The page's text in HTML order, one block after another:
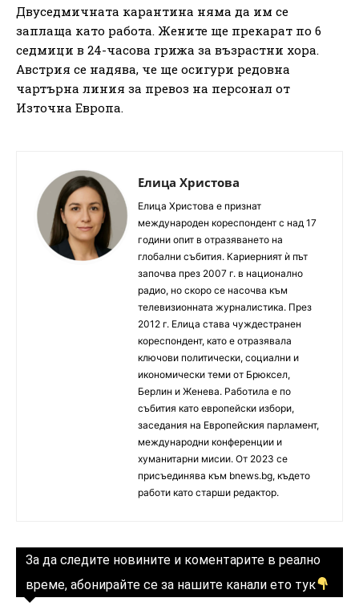
Двуседмичната карантина няма да им се
заплаща като работа. Жените ще прекарат по 6
седмици в 24-часова грижа за възрастни хора.
Австрия се надява, че ще осигури редовна
чартърна линия за превоз на персонал от
Източна Европа.
Елица Христова
Елица Христова е признат
международен кореспондент с над 17
години опит в отразяването на
глобални събития. Кариерният ѝ път
започва през 2007 г. в национално
радио, но скоро се насочва към
телевизионната журналистика. През
2012 г. Елица става чуждестранен
кореспондент, като е отразявала
ключови политически, социални и
икономически теми от Брюксел,
Берлин и Женева. Работила е по
събития като европейски избори,
заседания на Европейския парламент,
международни конференции и
хуманитарни мисии. От 2023 се
присъединява към bnews.bg, където
работи като старши редактор.
За да следите новините и коментарите в реално
време, абонирайте се за нашите канали ето тук